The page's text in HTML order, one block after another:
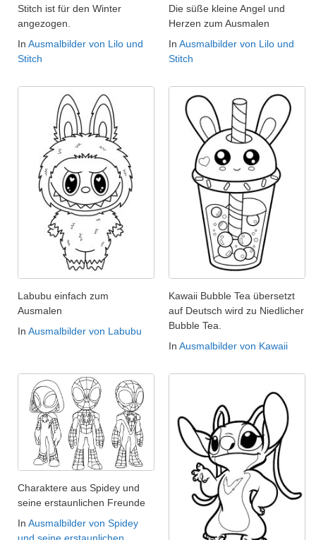
Stitch ist für den Winter
angezogen.
In Ausmalbilder von Lilo und
Stitch
Die süße kleine Angel und
Herzen zum Ausmalen
In Ausmalbilder von Lilo und
Stitch
Labubu einfach zum
Ausmalen
In Ausmalbilder von Labubu
Kawaii Bubble Tea übersetzt
auf Deutsch wird zu Niedlicher
Bubble Tea.
In Ausmalbilder von Kawaii
Charaktere aus Spidey und
seine erstaunlichen Freunde
In Ausmalbilder von Spidey